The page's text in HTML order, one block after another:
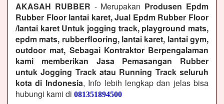
AKASAH RUBBER - Merupakan Produsen Epdm
Rubber Floor lantai karet, Jual Epdm Rubber Floor
/lantai karet Untuk jogging track, playground mats,
epdm mats, rubberflooring, lantai karet, lantai gym,
outdoor mat, Sebagai Kontraktor Berpengalaman
kami memberikan Jasa Pemasangan Rubber
untuk Jogging Track atau Running Track seluruh
kota di Indonesia, Info lebih lengkap dan jelas bisa
hubungi kami di 081351894500